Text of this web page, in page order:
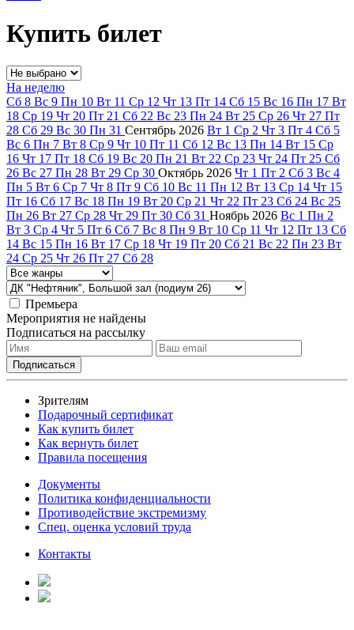
Купить билет
На неделю
Сб 8 Вс 9 Пн 10 Вт 11 Ср 12 Чт 13 Пт 14 Сб 15 Вс 16 Пн 17 Вт
18 Ср 19 Чт 20 Пт 21 Сб 22 Вс 23 Пн 24 Вт 25 Ср 26 Чт 27 Пт
28 Сб 29 Вс 30 Пн 31 Сентябрь 2026 Вт 1 Ср 2 Чт 3 Пт 4 Сб 5
Вс 6 Пн 7 Вт 8 Ср 9 Чт 10 Пт 11 Сб 12 Вс 13 Пн 14 Вт 15 Ср
16 Чт 17 Пт 18 Сб 19 Вс 20 Пн 21 Вт 22 Ср 23 Чт 24 Пт 25 Сб
26 Вс 27 Пн 28 Вт 29 Ср 30 Октябрь 2026 Чт 1 Пт 2 Сб 3 Вс 4
Пн 5 Вт 6 Ср 7 Чт 8 Пт 9 Сб 10 Вс 11 Пн 12 Вт 13 Ср 14 Чт 15
Пт 16 Сб 17 Вс 18 Пн 19 Вт 20 Ср 21 Чт 22 Пт 23 Сб 24 Вс 25
Пн 26 Вт 27 Ср 28 Чт 29 Пт 30 Сб 31 Ноябрь 2026 Вс 1 Пн 2
Вт 3 Ср 4 Чт 5 Пт 6 Сб 7 Вс 8 Пн 9 Вт 10 Ср 11 Чт 12 Пт 13 Сб
14 Вс 15 Пн 16 Вт 17 Ср 18 Чт 19 Пт 20 Сб 21 Вс 22 Пн 23 Вт
24 Ср 25 Чт 26 Пт 27 Сб 28
Премьера
Мероприятия не найдены
Подписаться на рассылку
Зрителям
Подарочный сертификат
Как купить билет
Как вернуть билет
Правила посещения
Документы
Политика конфиденциальности
Противодействие экстремизму
Спец. оценка условий труда
Контакты